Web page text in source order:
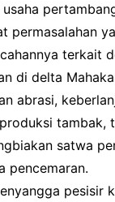
permasalahan
terkait
di delta
abrasi,
tambak,
satwa
pencemaran.
pesisir